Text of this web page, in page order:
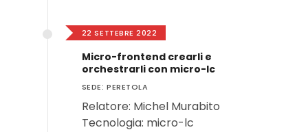
22 SETTEBRE 2022
Micro-frontend crearli e
orchestrarli con micro-lc
SEDE: PERETOLA
Relatore: Michel Murabito
Tecnologia: micro-lc